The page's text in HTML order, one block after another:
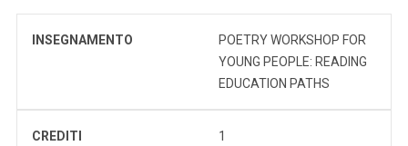
INSEGNAMENTO
POETRY WORKSHOP FOR
YOUNG PEOPLE: READING
EDUCATION PATHS
CREDITI 1